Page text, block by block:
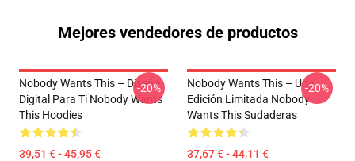
Mejores vendedores de productos
Nobody Wants This – Diseño
Digital Para Ti Nobody Wants
This Hoodies
39,51 € - 45,95 €
-20%
Nobody Wants This – Una
Edición Limitada Nobody
Wants This Sudaderas
37,67 € - 44,11 €
-20%